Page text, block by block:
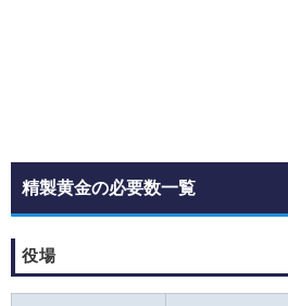
精製黄金の必要数一覧
役場